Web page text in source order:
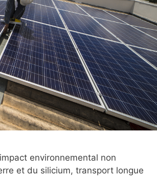
environnemental non
et du silicium, transport longue